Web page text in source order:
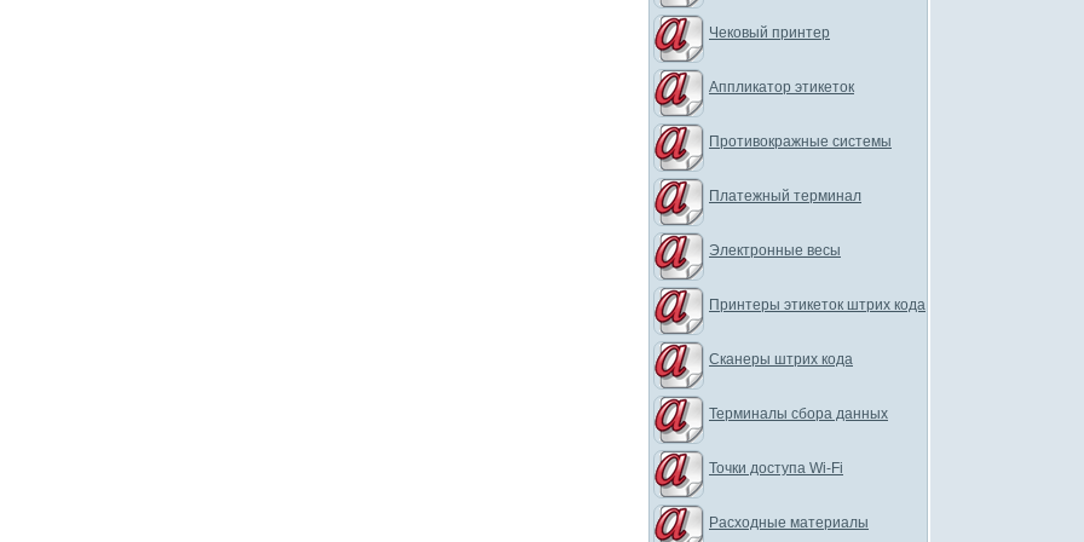
Чековый принтер
Аппликатор этикеток
Противокражные системы
Платежный терминал
Электронные весы
Принтеры этикеток штрих кода
Сканеры штрих кода
Терминалы сбора данных
Точки доступа Wi-Fi
Расходные материалы